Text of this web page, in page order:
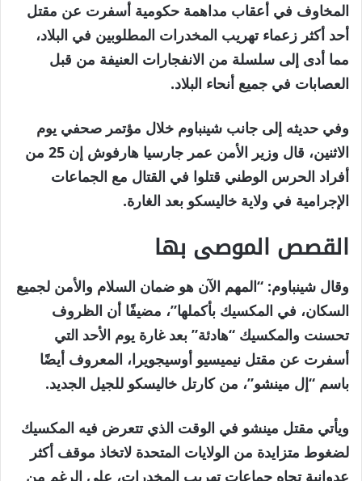
المخاوف في أعقاب مداهمة حكومية أسفرت عن مقتل
أحد أكثر زعماء تهريب المخدرات المطلوبين في البلاد،
مما أدى إلى سلسلة من الانفجارات العنيفة من قبل
العصابات في جميع أنحاء البلاد.
وفي حديثه إلى جانب شينباوم خلال مؤتمر صحفي يوم
الاثنين، قال وزير الأمن عمر جارسيا هارفوش إن 25 من
أفراد الحرس الوطني قتلوا في القتال مع الجماعات
الإجرامية في ولاية خاليسكو بعد الغارة.
القصص الموصى بها
قائمة
من
3
عناصر
نهاية
القائمة
وقال شينباوم: “المهم الآن هو ضمان السلام والأمن لجميع
السكان، في المكسيك بأكملها”، مضيفًا أن الظروف
تحسنت والمكسيك “هادئة” بعد غارة يوم الأحد التي
أسفرت عن مقتل نيميسيو أوسيجويرا، المعروف أيضًا
باسم “إل مينشو”، من كارتل خاليسكو للجيل الجديد.
ويأتي مقتل مينشو في الوقت الذي تتعرض فيه المكسيك
لضغوط متزايدة من الولايات المتحدة لاتخاذ موقف أكثر
عدوانية تجاه جماعات تهريب المخدرات، على الرغم من